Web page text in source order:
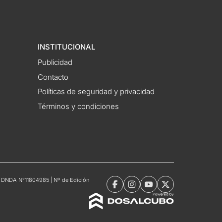
INSTITUCIONAL
Publicidad
Contacto
Políticas de seguridad y privacidad
Términos y condiciones
N°11804985 | Nº de Edición